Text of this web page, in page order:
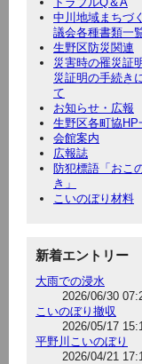
中川地域まちづ
議会各種書類一
生野区防災関連
災害時の罹災証
災証明の手続き
て
お知らせ・広報
生野区各町協HP
会館案内
広報誌
防犯標語「おこ
き」
こいのぼり材料
新着エントリー
大雨での浸水
2026/06/30
こいのぼり撤収
2026/05/17
平野川こいのぼり
2026/04/21